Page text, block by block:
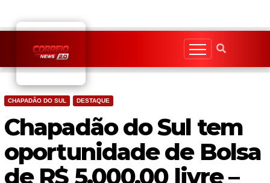
content
CHAPADÃO DO SUL DESTAQUE
Chapadão do Sul tem
oportunidade de Bolsa
de R$ 5.000,00 livre –